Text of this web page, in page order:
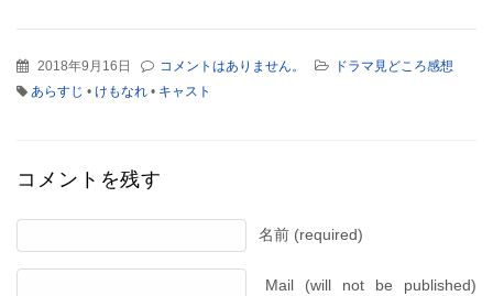
2018年9月16日 コメントはありません。
ドラマ見どころ感想
あらすじ • けもなれ • キャスト
コメントを残す
名前 (required)
Mail (will not be published)